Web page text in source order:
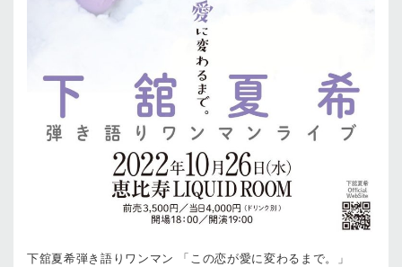
下舘夏希弾き語りワンマン 「この恋が愛に変わるまで。」